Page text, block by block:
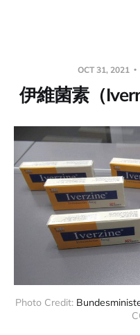
OCT 31, 2021
伊維菌素（
Photo Credit: